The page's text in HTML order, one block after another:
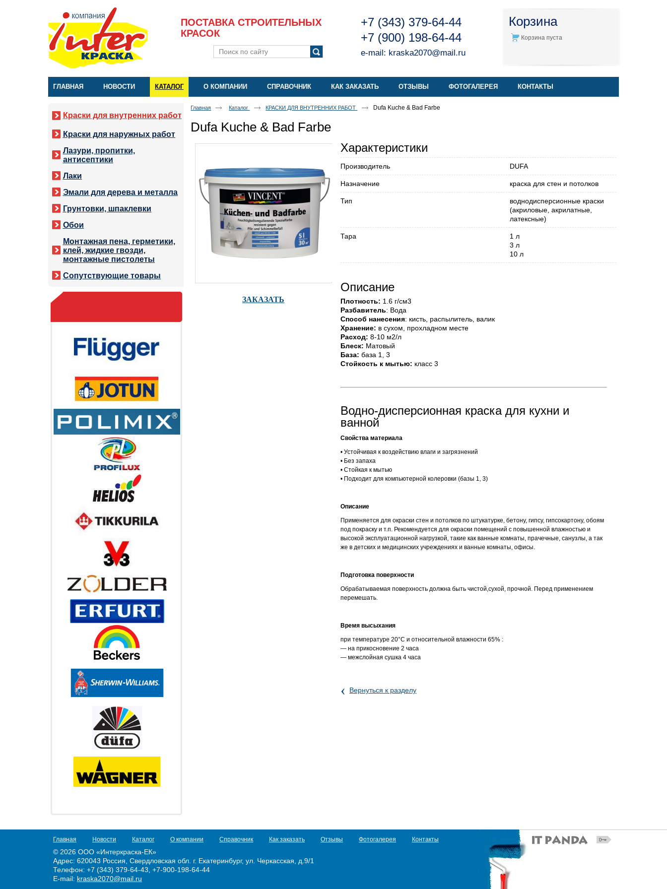
+7 (343) 379-64-44
+7 (900) 198-64-44
e-mail: kraska2070@mail.ru
ПОСТАВКА СТРОИТЕЛЬНЫХ
КРАСОК
ГЛАВНАЯ НОВОСТИ КАТАЛОГ О КОМПАНИИ СПРАВОЧНИК КАК ЗАКАЗАТЬ ОТЗЫВЫ ФОТОГАЛЕРЕЯ КОНТАКТЫ
Краски для внутренних работ
Краски для наружных работ
Лазури, пропитки,
антисептики
Лаки
Эмали для дерева и металла
Грунтовки, шпаклевки
Обои
Монтажная пена, герметики,
клей, жидкие гвозди,
монтажные пистолеты
Сопутствующие товары
Корзина
Корзина пуста
Главная Каталог КРАСКИ ДЛЯ ВНУТРЕННИХ РАБОТ Dufa Kuche & Bad Farbe
Dufa Kuche & Bad Farbe
ЗАКАЗАТЬ
Характеристики
Производитель DUFA
Назначение краска для стен и потолков
Тип
воднодисперсионные краски
(акриловые, акрилатные,
латексные)
Тара
1 л
3 л
10 л
Описание
Плотность: 1.6 г/см3
Разбавитель: Вода
Способ нанесения: кисть, распылитель, валик
Хранение: в сухом, прохладном месте
Расход: 8-10 м2/л
Блеск: Матовый
База: база 1, 3
Стойкость к мытью: класс 3
Водно-дисперсионная краска для кухни и
ванной
Свойства материала
• Устойчивая к воздействию влаги и загрязнений
• Без запаха
• Стойкая к мытью
• Подходит для компьютерной колеровки (базы 1, 3)
Описание
Применяется для окраски стен и потолков по штукатурке, бетону, гипсу, гипсокартону, обоям
под покраску и т.п. Рекомендуется для окраски помещений с повышенной влажностью и
высокой эксплуатационной нагрузкой, такие как ванные комнаты, прачечные, санузлы, а так
же в детских и медицинских учреждениях и ванные комнаты, офисы.
Подготовка поверхности
Обрабатываемая поверхность должна быть чистой,сухой, прочной. Перед применением
перемешать.
Время высыхания
при температуре 20°C и относительной влажности 65% :
— на прикосновение 2 часа
— межслойная сушка 4 часа
‹ Вернуться к разделу
Главная Новости Каталог О компании Справочник Как заказать Отзывы Фотогалерея Контакты
© 2026 ООО «Интеркраска-ЕК»
Адрес: 620043 Россия, Свердловская обл. г. Екатеринбург, ул. Черкасская, д.9/1
Телефон: +7 (343) 379-64-43, +7-900-198-64-44
E-mail: kraska2070@mail.ru